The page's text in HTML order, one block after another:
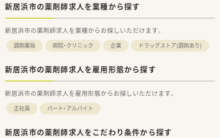
新居浜市の薬剤師求人を業種から探す
新居浜市の薬剤師求人を業種からお探しいただけます。
調剤薬局 病院・クリニック 企業 ドラッグストア(調剤あり)
新居浜市の薬剤師求人を雇用形態から探す
新居浜市の薬剤師求人を雇用形態からお探しいただけます。
正社員 パート・アルバイト
新居浜市の薬剤師求人をこだわり条件から探す